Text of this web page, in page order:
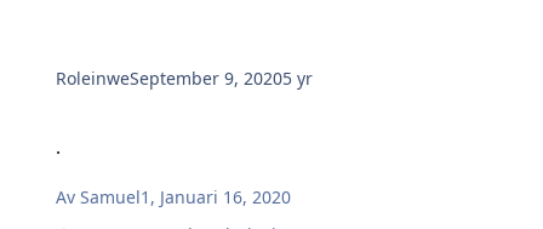
RoleinweSeptember 9, 20205 yr
.
AvSamuel1 , Januari 16, 2020